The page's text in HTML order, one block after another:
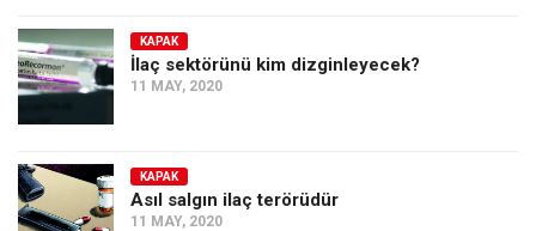
Düşünce
Dosyalar
KAPAK
İlaç sektörünü kim dizginleyecek?
11 MAY, 2020
KAPAK
Asıl salgın ilaç terörüdür
11 MAY, 2020